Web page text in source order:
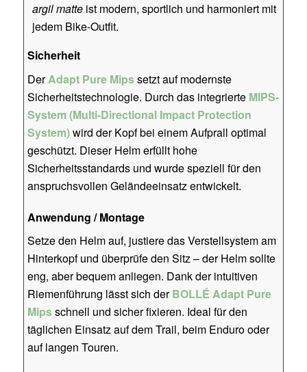
argil matteist modern, sportlich und harmoniert mit
jedem Bike-Outfit.
Sicherheit
DerAdapt Pure Mipssetzt auf modernste
Sicherheitstechnologie. Durch das integrierte MIPS-
System (Multi-Directional Impact Protection
System)wird der Kopf bei einem Aufprall optimal
geschützt. Dieser Helm erfüllt hohe
Sicherheitsstandards und wurde speziell für den
anspruchsvollen Geländeeinsatz entwickelt.
Anwendung / Montage
Setze den Helm auf, justiere das Verstellsystem am
Hinterkopf und überprüfe den Sitz – der Helm sollte
eng, aber bequem anliegen. Dank der intuitiven
Riemenführung lässt sich derBOLLÉ Adapt Pure
Mipsschnell und sicher fixieren. Ideal für den
täglichen Einsatz auf dem Trail, beim Enduro oder
auf langen Touren.